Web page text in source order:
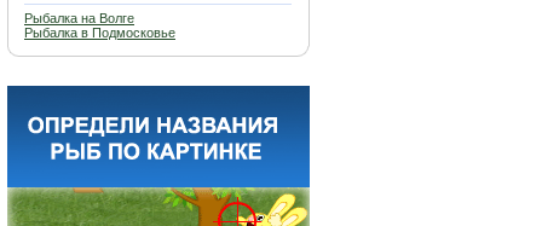
Рыбалка на Волге
Рыбалка в Подмосковье